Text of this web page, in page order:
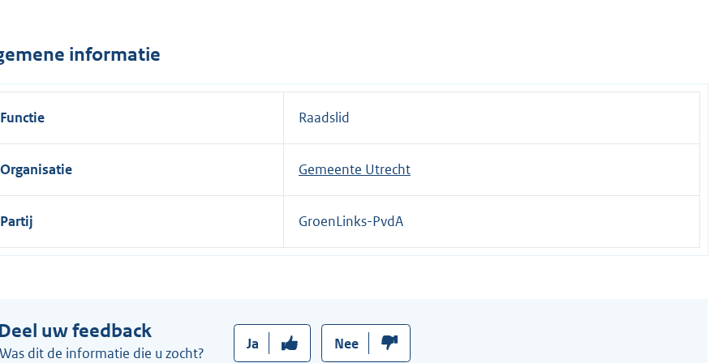
n
:
informatie
Functie Raadslid
Organisatie Gemeente Utrecht
Partij GroenLinks-PvdA
uw feedback
Was dit de informatie die u zocht?
Ja Nee